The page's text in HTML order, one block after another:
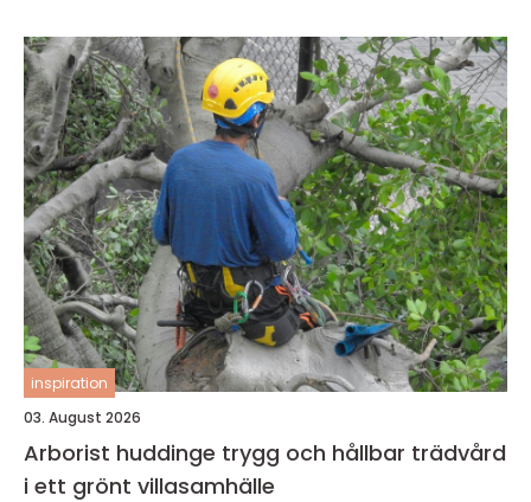
inspiration
03. August 2026
Arborist huddinge trygg och hållbar trädvård
i ett grönt villasamhälle